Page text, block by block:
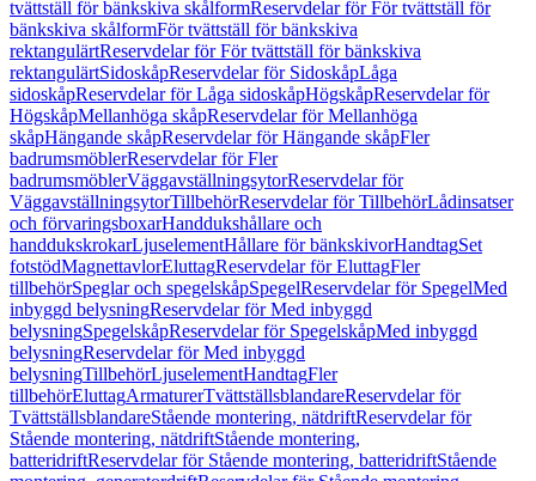
tvättställ för bänkskiva skålformReservdelar för För tvättställ för
bänkskiva skålformFör tvättställ för bänkskiva
rektangulärtReservdelar för För tvättställ för bänkskiva
rektangulärtSidoskåpReservdelar för SidoskåpLåga
sidoskåpReservdelar för Låga sidoskåpHögskåpReservdelar för
HögskåpMellanhöga skåpReservdelar för Mellanhöga
skåpHängande skåpReservdelar för Hängande skåpFler
badrumsmöblerReservdelar för Fler
badrumsmöblerVäggavställningsytorReservdelar för
VäggavställningsytorTillbehörReservdelar för TillbehörLådinsatser
och förvaringsboxarHanddukshållare och
handdukskrokarLjuselementHållare för bänkskivorHandtagSet
fotstödMagnettavlorEluttagReservdelar för EluttagFler
tillbehörSpeglar och spegelskåpSpegelReservdelar för SpegelMed
inbyggd belysningReservdelar för Med inbyggd
belysningSpegelskåpReservdelar för SpegelskåpMed inbyggd
belysningReservdelar för Med inbyggd
belysningTillbehörLjuselementHandtagFler
tillbehörEluttagArmaturerTvättställsblandareReservdelar för
TvättställsblandareStående montering, nätdriftReservdelar för
Stående montering, nätdriftStående montering,
batteridriftReservdelar för Stående montering, batteridriftStående